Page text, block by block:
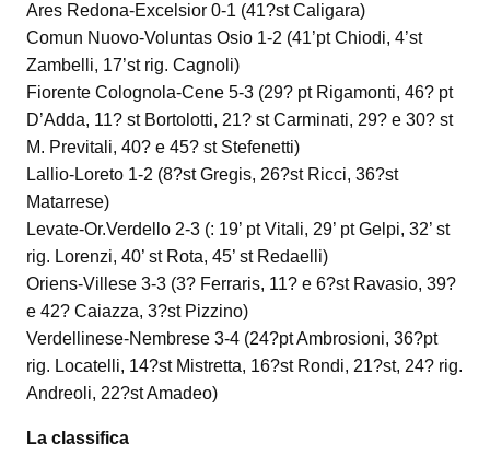
Ares Redona-Excelsior 0-1 (41?st Caligara)
Comun Nuovo-Voluntas Osio 1-2 (41’pt Chiodi, 4’st
Zambelli, 17’st rig. Cagnoli)
Fiorente Colognola-Cene 5-3 (29? pt Rigamonti, 46? pt
D’Adda, 11? st Bortolotti, 21? st Carminati, 29? e 30? st
M. Previtali, 40? e 45? st Stefenetti)
Lallio-Loreto 1-2 (8?st Gregis, 26?st Ricci, 36?st
Matarrese)
Levate-Or.Verdello 2-3 (: 19’ pt Vitali, 29’ pt Gelpi, 32’ st
rig. Lorenzi, 40’ st Rota, 45’ st Redaelli)
Oriens-Villese 3-3 (3? Ferraris, 11? e 6?st Ravasio, 39?
e 42? Caiazza, 3?st Pizzino)
Verdellinese-Nembrese 3-4 (24?pt Ambrosioni, 36?pt
rig. Locatelli, 14?st Mistretta, 16?st Rondi, 21?st, 24? rig.
Andreoli, 22?st Amadeo)
La classifica